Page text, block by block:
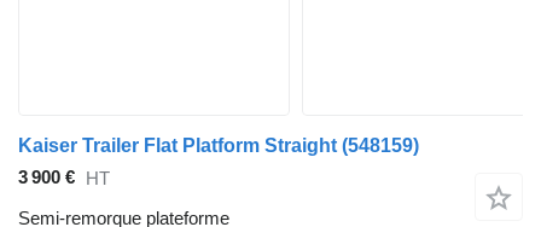
Kaiser Trailer Flat Platform Straight (548159)
3 900 €
HT
Semi-remorque plateforme